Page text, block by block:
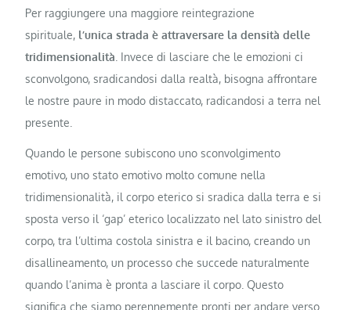
Per raggiungere una maggiore reintegrazione
spirituale, l’unica strada è attraversare la densità delle
tridimensionalità . Invece di lasciare che le emozioni ci
sconvolgono, sradicandosi dalla realtà, bisogna affrontare
le nostre paure in modo distaccato, radicandosi a terra nel
presente.
Quando le persone subiscono uno sconvolgimento
emotivo, uno stato emotivo molto comune nella
tridimensionalità, il corpo eterico si sradica dalla terra e si
sposta verso il ‘gap’ eterico localizzato nel lato sinistro del
corpo, tra l’ultima costola sinistra e il bacino, creando un
disallineamento, un processo che succede naturalmente
quando l’anima è pronta a lasciare il corpo. Questo
significa che siamo perennemente pronti per andare verso